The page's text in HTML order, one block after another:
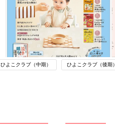
ひよこクラブ（中期） ひよこクラブ（後期）